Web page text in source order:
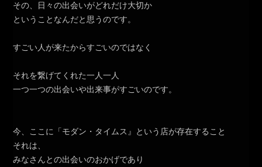
その、日々の出会いがどれだけ大切か
ということなんだと思うのです。
すごい人が来たからすごいのではなく
それを繋げてくれた一人一人
一つ一つの出会いや出来事がすごいのです。
今、ここに「モダン・タイムス』という店が存在すること
それは、
みなさんとの出会いのおかげであり